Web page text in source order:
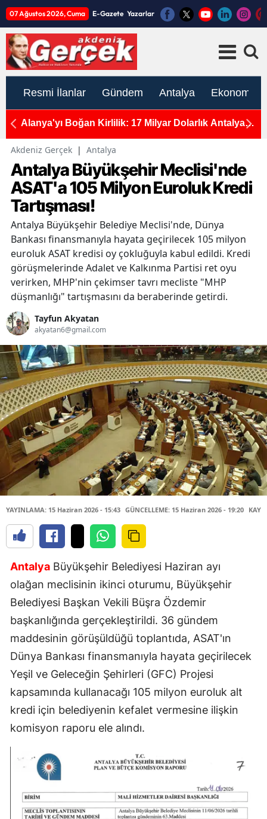
07 Ağustos 2026, Cuma E-Gazete Yazarlar
Resmi İlanlar Gündem Antalya Ekonomi
11 Yaşındaki Kerem Umut Bekliyor: "Ben de
Akdeniz Gerçek | Antalya
Antalya Büyükşehir Meclisi'nde
ASAT'a 105 Milyon Euroluk Kredi
Tartışması!
Antalya Büyükşehir Belediye Meclisi'nde, Dünya
Bankası finansmanıyla hayata geçirilecek 105 milyon
euroluk ASAT kredisi oy çokluğuyla kabul edildi. Kredi
görüşmelerinde Adalet ve Kalkınma Partisi ret oyu
verirken, MHP'nin çekimser tavrı mecliste "MHP
düşmanlığı" tartışmasını da beraberinde getirdi.
Tayfun Akyatan
akyatan6@gmail.com
YAYINLAMA: 15 Haziran 2026 - 15:43 GÜNCELLEME: 15 Haziran 2026 - 19:20
Antalya Büyükşehir Belediyesi Haziran ayı
olağan meclisinin ikinci oturumu, Büyükşehir
Belediyesi Başkan Vekili Büşra Özdemir
başkanlığında gerçekleştirildi. 36 gündem
maddesinin görüşüldüğü toplantıda, ASAT'ın
Dünya Bankası finansmanıyla hayata geçirilecek
Yeşil ve Geleceğin Şehirleri (GFC) Projesi
kapsamında kullanacağı 105 milyon euroluk alt
kredi için belediyenin kefalet vermesine ilişkin
komisyon raporu ele alındı.